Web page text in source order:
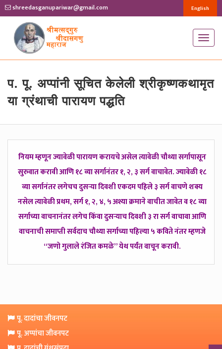
shreedasganupariwar@gmail.com English
T
g
l
n
i
g
t
i
o
प. पू. अप्पांनी सूचित केलेली श्रीकृष्णकथामृत
या ग्रंथाची पारायण पद्धति
नियम म्हणून ज्यावेळी पारायण करायचे असेल त्यावेळी चौथ्या सर्गापासून
सुरुवात करावी आणि १८ व्या सर्गानंतर १, २, ३ सर्ग वाचावेत. ज्यावेळी १८
व्या सर्गानंतर लगेचच दुसऱ्या दिवशी एकदम पहिले ३ सर्ग वाचणे शक्य
नसेल त्यावेळी प्रथम, सर्ग १, २, ४, ५ अश्या क्रमाने वाचीत जावेत व १८ व्या
सर्गाच्या वाचनानंतर लगेच किंवा दुसऱ्याच दिवशी ३ रा सर्ग वाचावा आणि
वाचनाची समाप्ती सर्वदाच चौथ्या सर्गाच्या पहिल्या ५ कविते नंतर म्हणजे
“जणो गुलाले रंजित कमळे” येथ पर्यंत वाचून करावी.
पू. दादांचा जीवनपट
पू. अप्पांचा जीवनपट